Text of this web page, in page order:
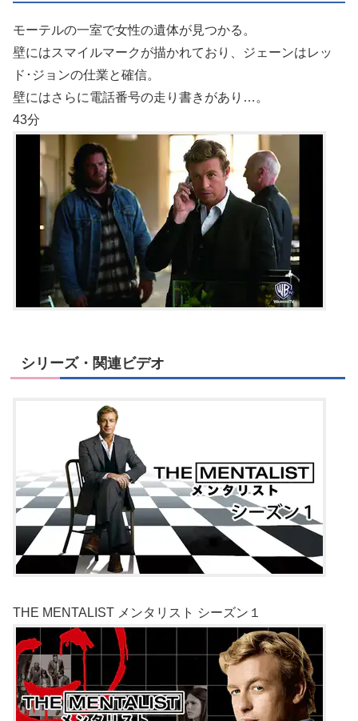
モーテルの一室で女性の遺体が見つかる。
壁にはスマイルマークが描かれており、ジェーンはレッ
ド･ジョンの仕業と確信。
壁にはさらに電話番号の走り書きがあり…。
43分
シリーズ・関連ビデオ
THE MENTALIST メンタリスト シーズン１